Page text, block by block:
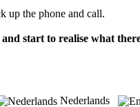
up the phone and call.
start to realise what
Nederlands